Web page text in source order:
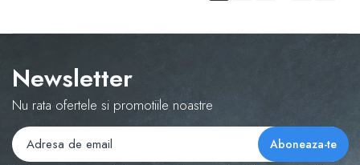
Newsletter
Nu rata ofertele si promotiile noastre